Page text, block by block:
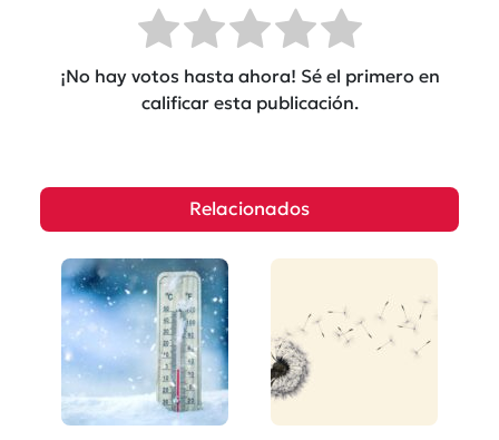
¡No hay votos hasta ahora! Sé el primero en
calificar esta publicación.
Relacionados